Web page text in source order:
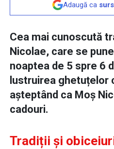
Adaugă ca
Cea mai cunoscută
Nicolae, care se
noaptea de 5 spre 6
lustruirea ghetuțelor
așteptând ca Moș
cadouri.
Tradiții și